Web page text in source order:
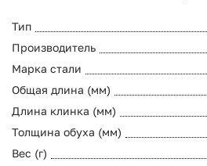
Тип
Производитель
Марка стали
Общая длина (мм)
Длина клинка (мм)
Толщина обуха (мм)
Вес (г)